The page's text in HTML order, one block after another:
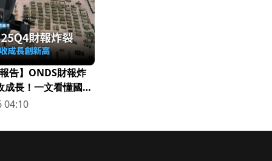
告】ONDS財報炸
成長！一文看懂國防
04:10